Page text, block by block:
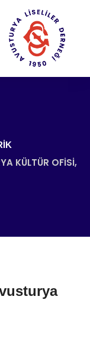
KÜLTÜR OFISI,